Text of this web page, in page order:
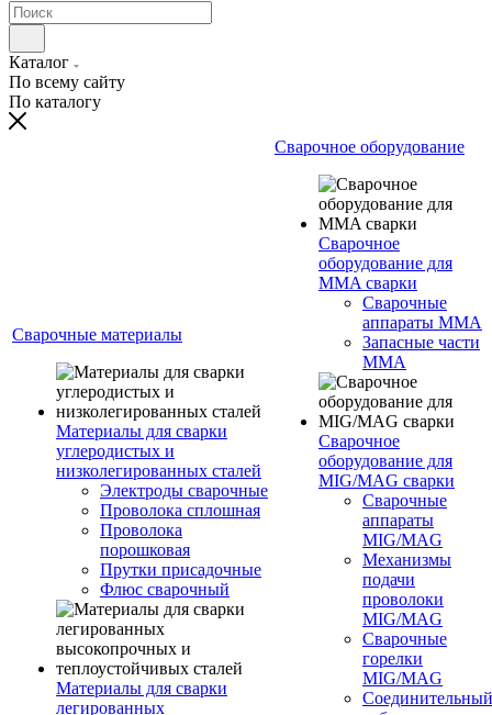
Каталог
По всему сайту
По каталогу
Сварочные материалы
Материалы для сварки
углеродистых и
низколегированных сталей
Электроды сварочные
Проволока сплошная
Проволока
порошковая
Прутки присадочные
Флюс сварочный
Материалы для сварки
легированных
Сварочное оборудование
Сварочное
оборудование для
MMA сварки
Сварочные
аппараты MMA
Запасные части
MMA
Сварочное
оборудование для
MIG/MAG сварки
Сварочные
аппараты
MIG/MAG
Механизмы
подачи
проволоки
MIG/MAG
Сварочные
горелки
MIG/MAG
Соединительный